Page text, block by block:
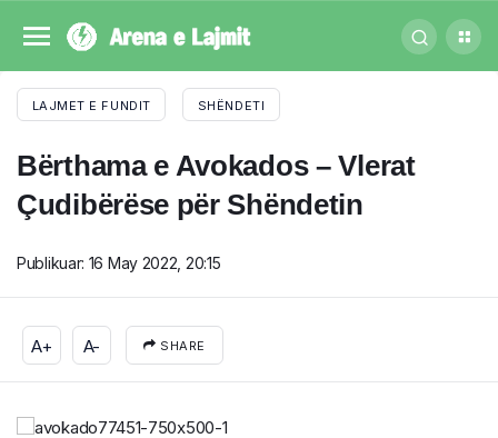
LAJMET E FUNDIT SHËNDETI
Bërthama e Avokados – Vlerat
Çudibërëse për Shëndetin
Publikuar: 16 May 2022, 20:15
A+ A- SHARE